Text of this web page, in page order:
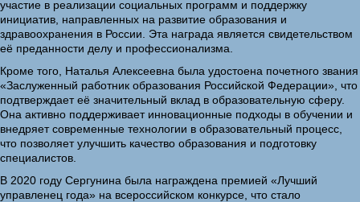
участие в реализации социальных программ и поддержку
инициатив, направленных на развитие образования и
здравоохранения в России. Эта награда является свидетельством
её преданности делу и профессионализма.
Кроме того, Наталья Алексеевна была удостоена почетного звания
«Заслуженный работник образования Российской Федерации», что
подтверждает её значительный вклад в образовательную сферу.
Она активно поддерживает инновационные подходы в обучении и
внедряет современные технологии в образовательный процесс,
что позволяет улучшить качество образования и подготовку
специалистов.
В 2020 году Сергунина была награждена премией «Лучший
управленец года» на всероссийском конкурсе, что стало